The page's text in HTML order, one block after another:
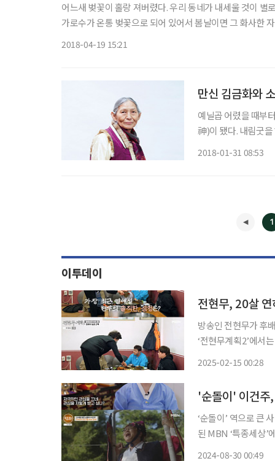
어느새 벚꽃이 홀랑 져버렸다. 우리 동네가 내세울 것이
가로수가 온통 벚꽃으로 되어 있어서 봄날이면 그 화사한
2018-04-19 15:21
만신 김금화와
예닐곱 어렸을 때부
神)이 됐다. 내림굿
2018-01-31 08:53
1
이투데이
전현무, 20살
방송인 전현무가 후배 아
‘전현무계획2’에서
2025-02-15 00:28
'순돌이' 이건
‘순돌이’ 역으로 큰 사
된 MBN ‘특종세상’
2024-08-30 00:49